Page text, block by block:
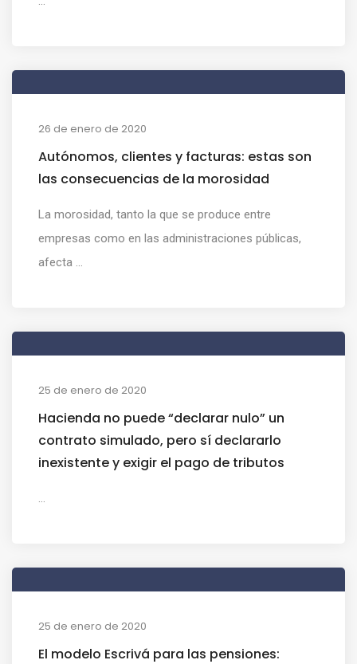
26 de enero de 2020
Autónomos, clientes y facturas: estas son
las consecuencias de la morosidad
La morosidad, tanto la que se produce entre
empresas como en las administraciones públicas,
afecta ...
25 de enero de 2020
Hacienda no puede “declarar nulo” un
contrato simulado, pero sí declararlo
inexistente y exigir el pago de tributos
25 de enero de 2020
El modelo Escrivá para las pensiones: